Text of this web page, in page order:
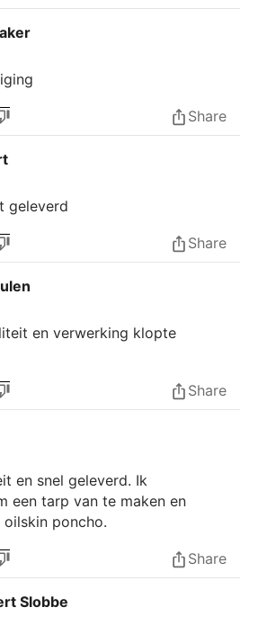
Share
geleverd
Share
en verwerking klopte
Share
en snel geleverd. Ik
een tarp van te maken en
oilskin poncho.
Share
Slobbe